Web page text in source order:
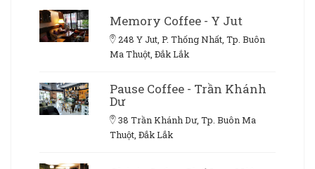
Memory Coffee - Y Jut
248 Y Jut, P. Thống Nhất, Tp. Buôn
Ma Thuột, Đắk Lắk
Pause Coffee - Trần Khánh
Dư
38 Trần Khánh Dư, Tp. Buôn Ma
Thuột, Đắk Lắk